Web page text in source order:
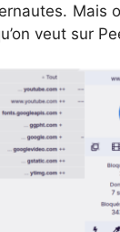
Mais
veut sur